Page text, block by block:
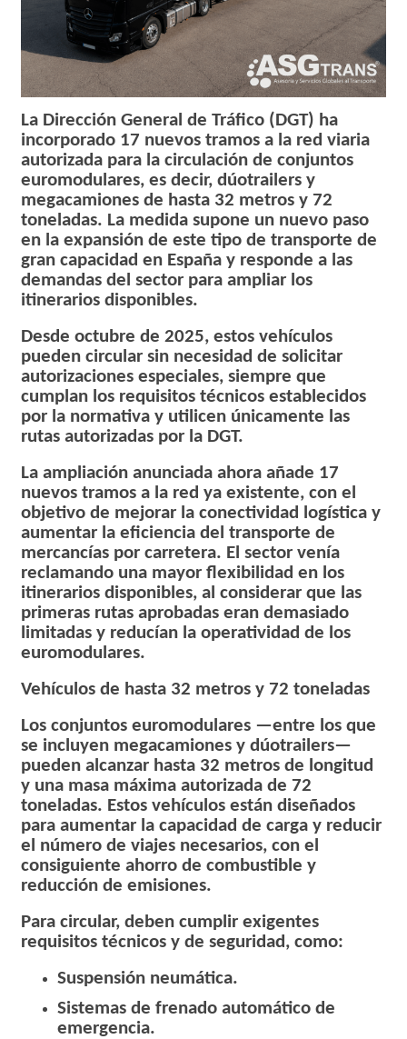
La Dirección General de Tráfico (DGT) ha
incorporado 17 nuevos tramos a la red viaria
autorizada para la circulación de conjuntos
euromodulares, es decir, dúotrailers y
megacamiones de hasta 32 metros y 72
toneladas. La medida supone un nuevo paso
en la expansión de este tipo de transporte de
gran capacidad en España y responde a las
demandas del sector para ampliar los
itinerarios disponibles.
Desde octubre de 2025, estos vehículos
pueden circular sin necesidad de solicitar
autorizaciones especiales, siempre que
cumplan los requisitos técnicos establecidos
por la normativa y utilicen únicamente las
rutas autorizadas por la DGT.
La ampliación anunciada ahora añade 17
nuevos tramos a la red ya existente, con el
objetivo de mejorar la conectividad logística y
aumentar la eficiencia del transporte de
mercancías por carretera. El sector venía
reclamando una mayor flexibilidad en los
itinerarios disponibles, al considerar que las
primeras rutas aprobadas eran demasiado
limitadas y reducían la operatividad de los
euromodulares.
Vehículos de hasta 32 metros y 72 toneladas
Los conjuntos euromodulares —entre los que
se incluyen megacamiones y dúotrailers—
pueden alcanzar hasta 32 metros de longitud
y una masa máxima autorizada de 72
toneladas. Estos vehículos están diseñados
para aumentar la capacidad de carga y reducir
el número de viajes necesarios, con el
consiguiente ahorro de combustible y
reducción de emisiones.
Para circular, deben cumplir exigentes
requisitos técnicos y de seguridad, como:
Suspensión neumática.
Sistemas de frenado automático de
emergencia.